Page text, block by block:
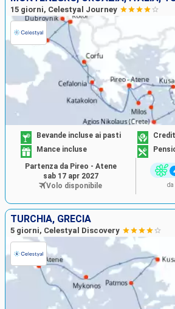
15 giorni, Celestyal Journey
Bevande incluse ai pasti
Mance incluse
da
Partenza da Pireo - Atene
sab 17 apr 2027
Volo disponibile
TURCHIA, GRECIA
5 giorni, Celestyal Discovery